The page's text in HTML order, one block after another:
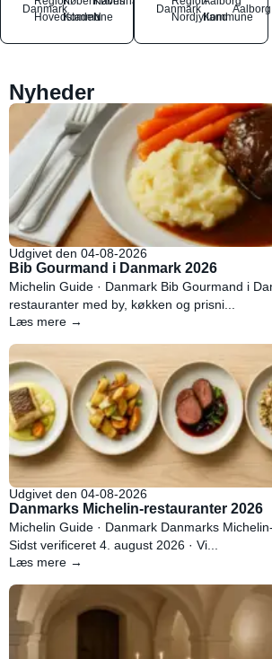
Danmark
Hovedstaden
Kommune
N
Danmark
NordjyllandKommune
Aalborg
Nyheder
Udgivet den 04-08-2026
Bib Gourmand i Danmark 2026
Michelin Guide · Danmark Bib Gourmand i
restauranter med by, køkken og prisni...
Læs mere →
Udgivet den 04-08-2026
Danmarks Michelin-restauranter 2026
Michelin Guide · Danmark Danmarks
Sidst verificeret 4. august 2026 · Vi...
Læs mere →